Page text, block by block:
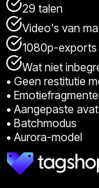
29 talen
Video's van
1080p-exports
Wat niet
• Geen restitutie
•
• Aangepaste
• Batchmodus
• Aurora-model